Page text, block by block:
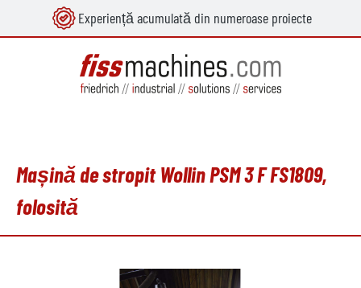
principal Experiență acumulată din numeroase proiecte
Mașină de stropit Wollin PSM 3 F FS1809,
folosită
Sari peste galeria de imagini